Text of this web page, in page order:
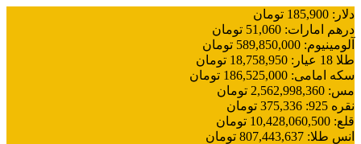
دلار :
185,900 تومان
درهم امارات:
51,060 تومان
آلومینیوم:
589,850,000 تومان
طلا 18 عیار
:
18,758,950 تومان
سکه امامی:
186,525,000 تومان
مس:
2,562,998,360 تومان
نقره 925
:
375,336 تومان
قلع:
10,428,060,500 تومان
انس طلا:
807,443,637 تومان